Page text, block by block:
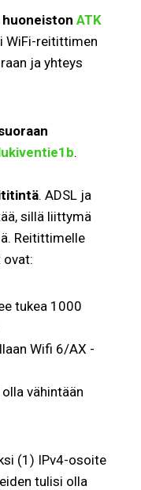
ATK
WiFi-reitittimen
ja yhteys
.
. ADSL ja
sillä liittymä
Reitittimelle
tukea 1000
Wifi 6/AX -
vähintään
(1) IPv4-osoite
tulisi olla